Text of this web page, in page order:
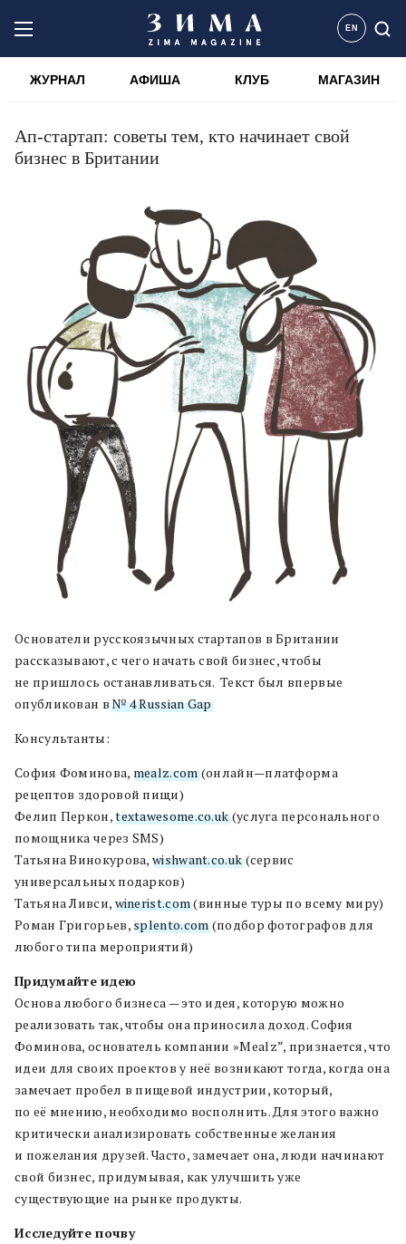
EN
ЖУРНАЛ АФИША КЛУБ МАГАЗИН
Ап-стартап: советы тем, кто начинает свой
бизнес в Британии
Основатели русскоязычных стартапов в Британии
рассказывают,с чего начать свой бизнес,чтобы
не пришлось останавливаться. Текст был впервые
опубликован в№ 4 Russian Gap.
Консультанты:
София Фоминова, mealz.com(онлайн—платформа
рецептов здоровой пищи)
Фелип Перкон,textawesome.co.uk(услуга персонального
помощника через SMS)
Татьяна Винокурова,wishwant.co.uk(сервис
универсальных подарков)
Татьяна Ливси, winerist.com(винные туры по всему миру)
Роман Григорьев, splento.com(подбор фотографов для
любого типа мероприятий)
Придумайте идею
Основа любого бизнеса — это идея, которую можно
реализовать так,чтобы она приносила доход.София
Фоминова,основатель компании »Mealz”, признается,что
идеи для своих проектов у неё возникают тогда, когда она
замечает пробел в пищевой индустрии, который,
по её мнению, необходимо восполнить. Для этого важно
критически анализировать собственные желания
и пожелания друзей.Часто, замечает она,люди начинают
свой бизнес, придумывая, как улучшить уже
существующие на рынке продукты.
Исследуйте почву